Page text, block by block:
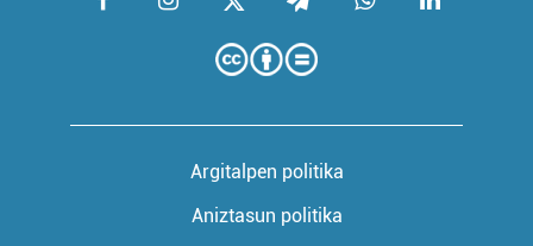
Argitalpen politika
Aniztasun politika